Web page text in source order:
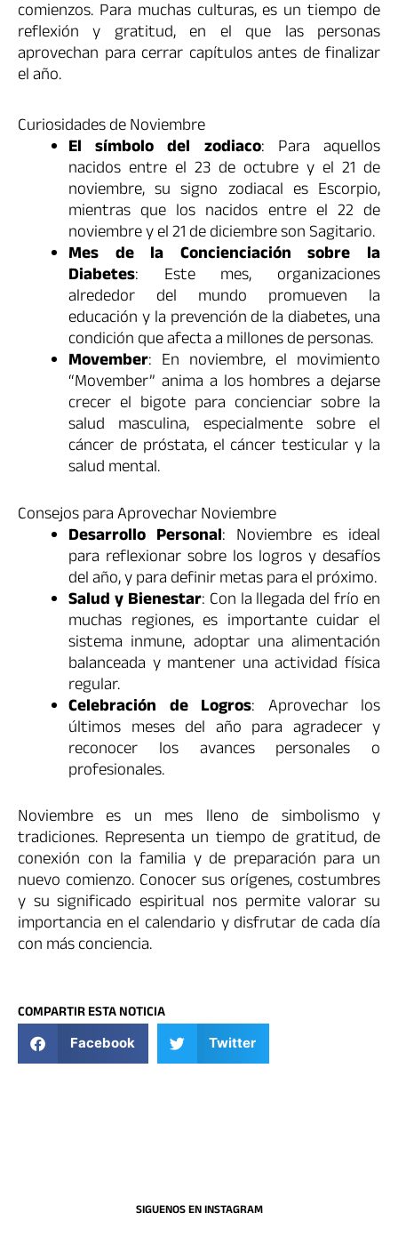
comienzos. Para muchas culturas, es un tiempo de
reflexión y gratitud, en el que las personas
aprovechan para cerrar capítulos antes de finalizar
el año.
Curiosidades de Noviembre
El símbolo del zodiaco: Para aquellos
nacidos entre el 23 de octubre y el 21 de
noviembre, su signo zodiacal es Escorpio,
mientras que los nacidos entre el 22 de
noviembre y el 21 de diciembre son Sagitario.
Mes de la Concienciación sobre la
Diabetes: Este mes, organizaciones
alrededor del mundo promueven la
educación y la prevención de la diabetes, una
condición que afecta a millones de personas.
Movember: En noviembre, el movimiento
“Movember” anima a los hombres a dejarse
crecer el bigote para concienciar sobre la
salud masculina, especialmente sobre el
cáncer de próstata, el cáncer testicular y la
salud mental.
Consejos para Aprovechar Noviembre
Desarrollo Personal: Noviembre es ideal
para reflexionar sobre los logros y desafíos
del año, y para definir metas para el próximo.
Salud y Bienestar: Con la llegada del frío en
muchas regiones, es importante cuidar el
sistema inmune, adoptar una alimentación
balanceada y mantener una actividad física
regular.
Celebración de Logros: Aprovechar los
últimos meses del año para agradecer y
reconocer los avances personales o
profesionales.
Noviembre es un mes lleno de simbolismo y
tradiciones. Representa un tiempo de gratitud, de
conexión con la familia y de preparación para un
nuevo comienzo. Conocer sus orígenes, costumbres
y su significado espiritual nos permite valorar su
importancia en el calendario y disfrutar de cada día
con más conciencia.
COMPARTIR ESTA NOTICIA
Facebook Twitter
SIGUENOS EN INSTAGRAM